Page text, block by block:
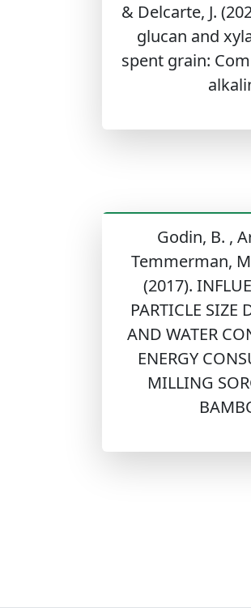
& Delcarte, J.
glucan and
spent grain:
Godin, B. ,
Temmerman,
(2017).
PARTICLE SIZE
AND WATER
ENERGY
MILLING